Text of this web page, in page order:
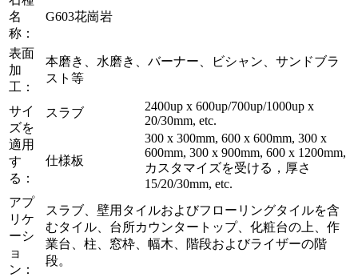
名
称：
G603花崗岩
表面
加
工：
本磨き、水磨き、バーナー、ビシャン、サンドブラ
スト等
サイ
ズを
適用
す
る：
スラブ
2400up x 600up/700up/1000up x
20/30mm, etc.
仕様板
300 x 300mm, 600 x 600mm, 300 x
600mm, 300 x 900mm, 600 x 1200mm,
カスタマイズを受ける，厚さ
15/20/30mm, etc.
アプ
リケ
ーシ
ョ
ン：
スラブ、壁用タイルおよびフローリングタイルを含
むタイル、台所カウンタートップ、化粧台の上、作
業台、柱、窓枠、幅木、階段およびライザーの階
段。